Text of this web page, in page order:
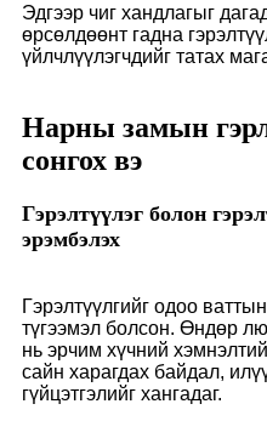
Эдгээр чиг хандлагыг
өрсөлдөөнт гадна
үйлчлүүлэгчдийг татах
Нарны замын
сонгох вэ
Гэрэлтүүлэг болон
эрэмбэлэх
Гэрэлтүүлгийг одоо
түгээмэл болсон. Өндөр
нь эрчим хүчний
сайн харагдах байдал,
гүйцэтгэлийг хангадаг.